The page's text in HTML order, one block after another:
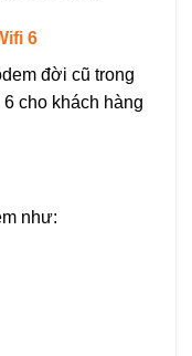
6
đời cũ trong
cho khách hàng
như: